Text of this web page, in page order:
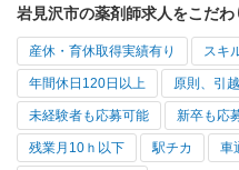
岩見沢市の薬剤師求人をこだ
産休・育休取得実績有り スキ
年間休日120日以上 原則、引
未経験者も応募可能 新卒も応
残業月10ｈ以下 駅チカ 車